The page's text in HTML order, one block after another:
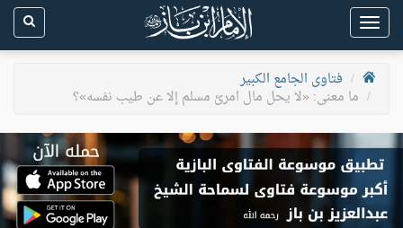
Toggle
navigation
فتاوى الجامع الكبير
ما معنى: «لا يحل مال امرئ مسلم إلا عن طيب نفسه»؟